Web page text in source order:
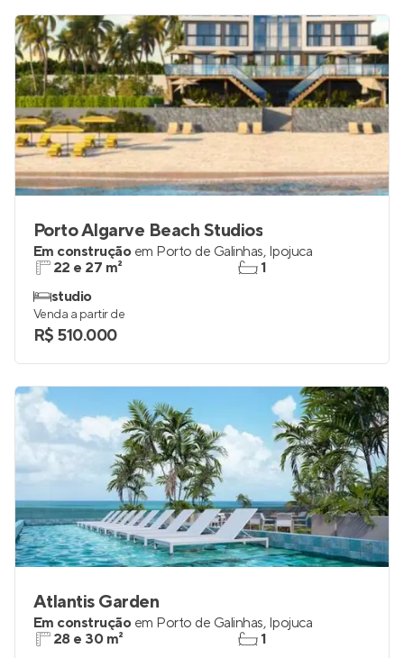
Porto Algarve Beach Studios
Em construção em Porto de Galinhas, Ipojuca
22 e 27 m²
studio
1
Venda a partir de
R$ 510.000
Atlantis Garden
Em construção em Porto de Galinhas, Ipojuca
28 e 30 m²
1